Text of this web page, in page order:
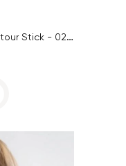
Claressa Cheek2Cheek Contour Stick - 02 Milk Choco